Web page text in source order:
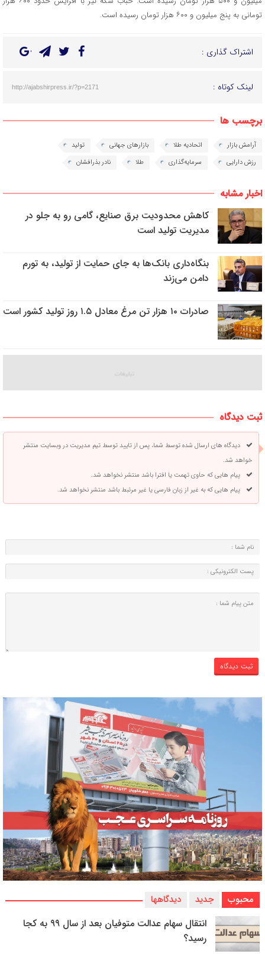
تومانی به پنج میلیون و ۶۰۰ هزار تومان رسیده است.
اشتراک گذاری :
لینک کوتاه : http://ajabshirpress.ir/?p=2171
برچسب ها
آرامش بازار اتحادیه طلا بازارهای جهانی
تولید
رزش دارایی
سرمایه‌گذاری طلا نادر بذرافشان
اخبار مشابه
کاهش محدودیت برق صنایع، گامی رو به جلو در
مدیریت تولید است
بنگاه‌داری بانک‌ها به جای حمایت از تولید، به تورم
دامن می‌زند
صادرات ۱۰ هزار تن مرغ معادل ۱.۵ روز تولید کشور است
ثبت دیدگاه
دیدگاه های ارسال شده توسط شما، پس از تایید توسط تیم مدیریت در وبسایت منتشر
خواهد شد.
پیام هایی که حاوی تهمت یا افترا باشد منتشر نخواهد شد.
پیام هایی که به غیر از زبان فارسی یا غیر مرتبط باشد منتشر نخواهد شد.
محبوب جدید دیدگاهها
انتقال سهام عدالت متوفیان بعد از سال ۹۹ به کجا
رسید؟